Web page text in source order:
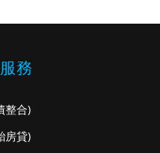
務
整合)
房貸)